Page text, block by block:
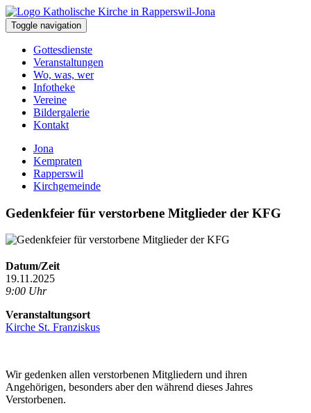
Toggle navigation
Gottesdienste
Veranstaltungen
Wo, was, wer
Infotheke
Vereine
Bildergalerie
Kontakt
Jona
Kempraten
Rapperswil
Kirchgemeinde
Gedenkfeier für verstorbene Mitglieder der KFG
Datum/Zeit
19.11.2025
9:00 Uhr
Veranstaltungsort
Kirche St. Franziskus
Wir gedenken allen verstorbenen Mitgliedern und ihren
Angehörigen, besonders aber den während dieses Jahres
Verstorbenen.